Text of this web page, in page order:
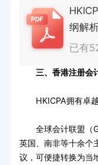
纲解
已有
三、香港注册会
HKICPA拥有卓越
全球会计联盟（
英国、南非等十余个
议，可便捷转换为当